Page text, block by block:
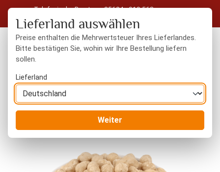
Zum Hauptinhalt springen
Telefonische Beratung: 05604 - 919 563
Kostenloser Versand in Deutschland ab 50 € Warenwert
Lieferland auswählen
Preise enthalten die Mehrwertsteuer Ihres Lieferlandes.
Bitte bestätigen Sie, wohin wir Ihre Bestellung liefern
sollen.
Lieferland
Weiter